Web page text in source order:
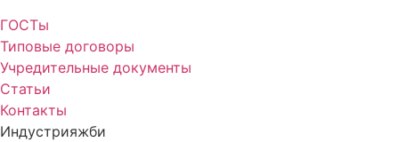
ГОСТы
Типовые договоры
Учредительные документы
Статьи
Контакты
Индустрияжби